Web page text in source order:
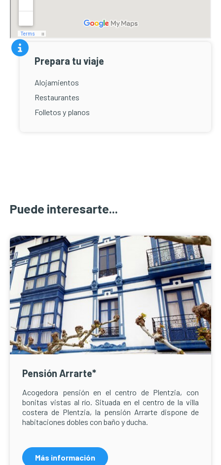
Prepara tu viaje
Alojamientos
Restaurantes
Folletos y planos
Puede interesarte...
Pensión Arrarte*
Acogedora pensión en el centro de Plentzia, con
bonitas vistas al río. Situada en el centro de la villa
costera de Plentzia, la pensión Arrarte dispone de
habitaciones dobles con baño y ducha.
Más información